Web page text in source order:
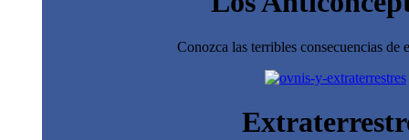
Conozca las terribles consecuencias de